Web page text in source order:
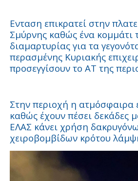
Ενταση επικρατεί στην
Σμύρνης καθώς ένα κομμάτι
διαμαρτυρίας για τα
περασμένης Κυριακής
προσεγγίσουν το ΑΤ της
Στην περιοχή η ατμόσφαιρα
καθώς έχουν πέσει δεκάδες
ΕΛΑΣ κάνει χρήση
χειροβομβίδων κρότου